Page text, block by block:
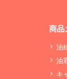
商品
油
油
キ